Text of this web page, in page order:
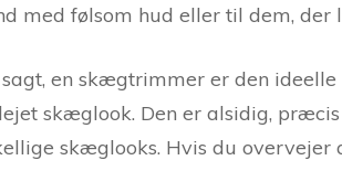
med følsom hud eller til dem,
en skægtrimmer er den
skæglook. Den er alsidig,
skæglooks. Hvis du